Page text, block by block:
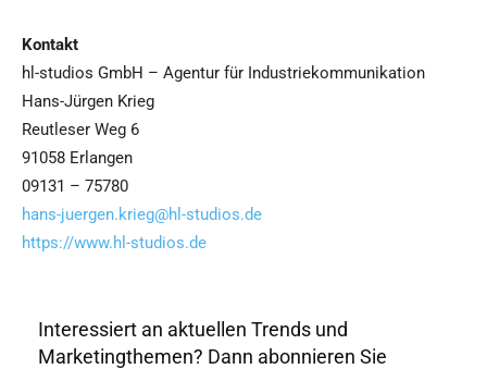
Kontakt
hl-studios GmbH – Agentur für Industriekommunikation
Hans-Jürgen Krieg
Reutleser Weg 6
91058 Erlangen
09131 – 75780
hans-juergen.krieg@hl-studios.de
https://www.hl-studios.de
Interessiert an aktuellen Trends und
Marketingthemen? Dann abonnieren Sie